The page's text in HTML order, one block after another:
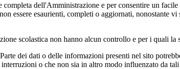
dell'Amministrazione e per consentire un
essere esaurienti, completi o aggiornati, nonostante
scolastica non hanno alcun controllo e per i quali la
dei dati o delle informazioni presenti nel sito
o che non sia in altro modo influenzato da